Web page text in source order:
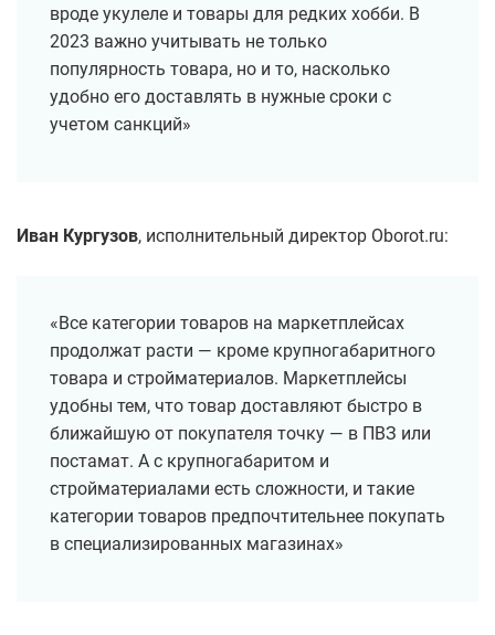
вроде укулеле и товары для редких хобби. В
2023 важно учитывать не только
популярность товара, но и то, насколько
удобно его доставлять в нужные сроки с
учетом санкций»
Иван Кургузов, исполнительный директор Oborot.ru:
«Все категории товаров на маркетплейсах
продолжат расти — кроме крупногабаритного
товара и стройматериалов. Маркетплейсы
удобны тем, что товар доставляют быстро в
ближайшую от покупателя точку — в ПВЗ или
постамат. А с крупногабаритом и
стройматериалами есть сложности, и такие
категории товаров предпочтительнее покупать
в специализированных магазинах»